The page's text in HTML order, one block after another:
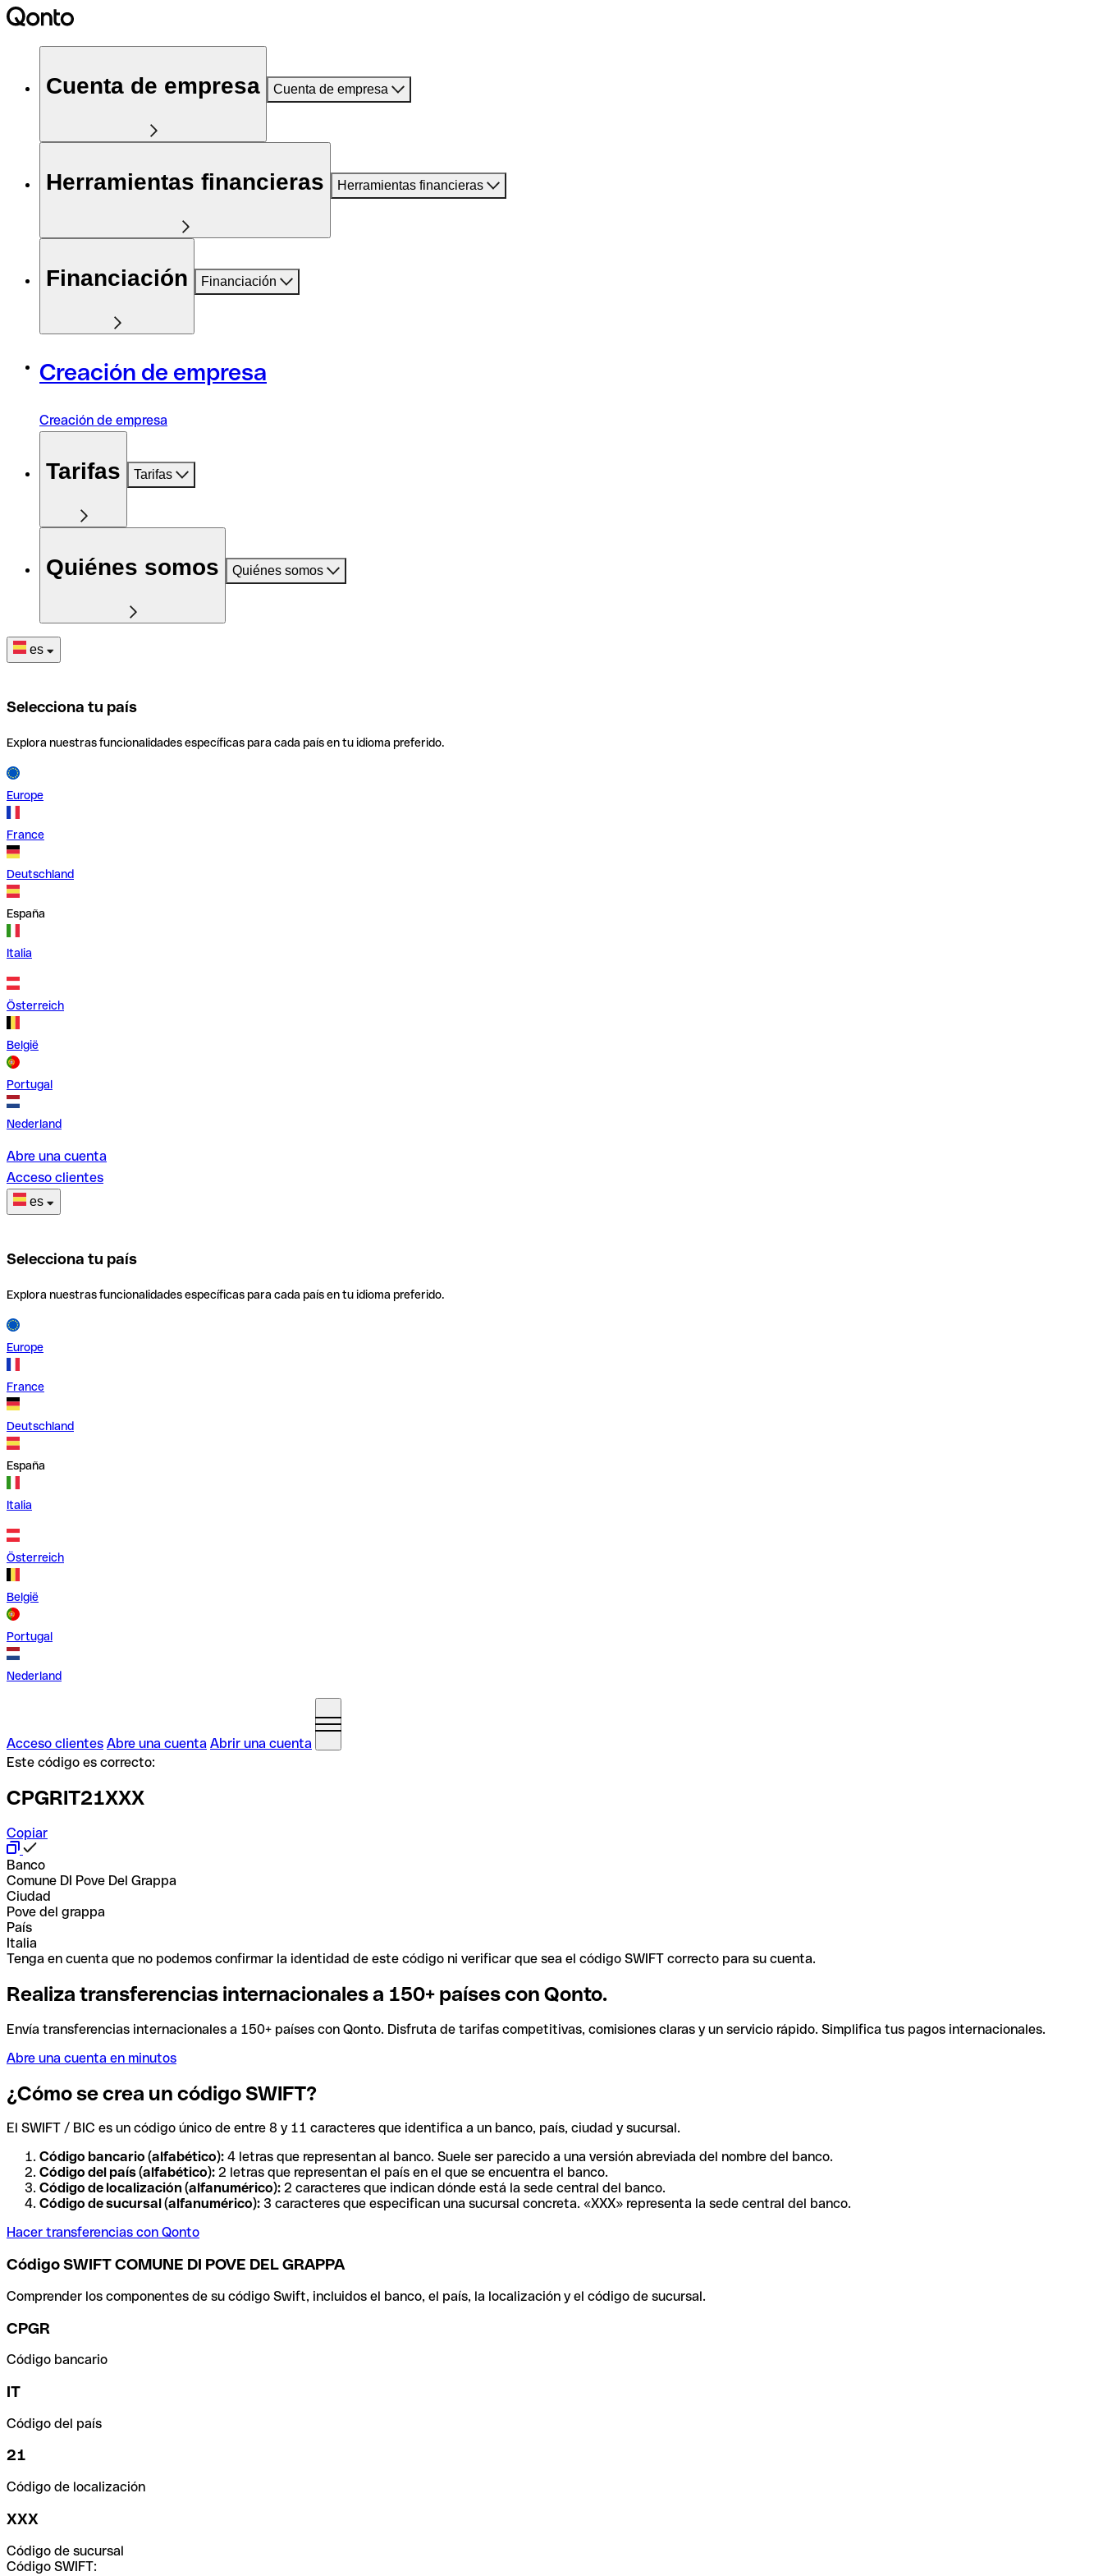
Cuenta de empresa Cuenta de empresa
Herramientas financieras Herramientas financieras
Financiación Financiación
Creación de empresa
Creación de empresa
Tarifas Tarifas
Quiénes somos Quiénes somos
es
Selecciona tu país
Explora nuestras funcionalidades específicas para cada país en tu idioma preferido.
Europe
France
Deutschland
España
Italia
Österreich
België
Portugal
Nederland
Abre una cuenta
Acceso clientes
es
Selecciona tu país
Explora nuestras funcionalidades específicas para cada país en tu idioma preferido.
Europe
France
Deutschland
España
Italia
Österreich
België
Portugal
Nederland
Acceso clientes Abre una cuenta Abrir una cuenta
Este código es correcto:
CPGRIT21XXX
Copiar
Banco
Comune DI Pove Del Grappa
Ciudad
Pove del grappa
País
Italia
Tenga en cuenta que no podemos confirmar la identidad de este código ni verificar que sea el código SWIFT correcto para su cuenta.
Realiza transferencias internacionales a 150+ países con Qonto.
Envía transferencias internacionales a 150+ países con Qonto. Disfruta de tarifas competitivas, comisiones claras y un servicio rápido. Simplifica tus pagos internacionales.
Abre una cuenta en minutos
¿Cómo se crea un código SWIFT?
El SWIFT / BIC es un código único de entre 8 y 11 caracteres que identifica a un banco, país, ciudad y sucursal.
Código bancario (alfabético): 4 letras que representan al banco. Suele ser parecido a una versión abreviada del nombre del banco.
Código del país (alfabético): 2 letras que representan el país en el que se encuentra el banco.
Código de localización (alfanumérico): 2 caracteres que indican dónde está la sede central del banco.
Código de sucursal (alfanumérico): 3 caracteres que especifican una sucursal concreta. «XXX» representa la sede central del banco.
Hacer transferencias con Qonto
Código SWIFT COMUNE DI POVE DEL GRAPPA
Comprender los componentes de su código Swift, incluidos el banco, el país, la localización y el código de sucursal.
CPGR
Código bancario
IT
Código del país
21
Código de localización
XXX
Código de sucursal
Código SWIFT: